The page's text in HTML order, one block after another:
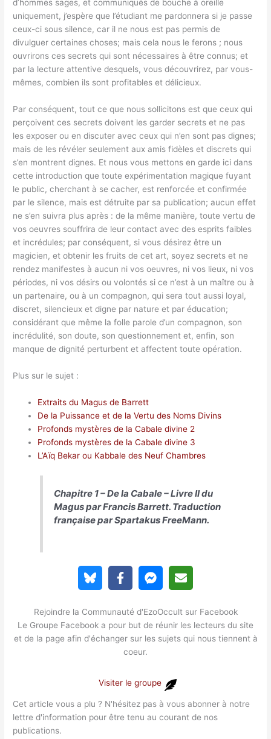
d’hommes sages, et communiqués de bouche à oreille
uniquement, j’espère que l’étudiant me pardonnera si je passe
ceux-ci sous silence, car il ne nous est pas permis de
divulguer certaines choses; mais cela nous le ferons ; nous
ouvrirons ces secrets qui sont nécessaires à être connus; et
par la lecture attentive desquels, vous découvrirez, par vous-
mêmes, combien ils sont profitables et délicieux.
Par conséquent, tout ce que nous sollicitons est que ceux qui
perçoivent ces secrets doivent les garder secrets et ne pas
les exposer ou en discuter avec ceux qui n’en sont pas dignes;
mais de les révéler seulement aux amis fidèles et discrets qui
s’en montrent dignes. Et nous vous mettons en garde ici dans
cette introduction que toute expérimentation magique fuyant
le public, cherchant à se cacher, est renforcée et confirmée
par le silence, mais est détruite par sa publication; aucun effet
ne s’en suivra plus après : de la même manière, toute vertu de
vos oeuvres souffrira de leur contact avec des esprits faibles
et incrédules; par conséquent, si vous désirez être un
magicien, et obtenir les fruits de cet art, soyez secrets et ne
rendez manifestes à aucun ni vos oeuvres, ni vos lieux, ni vos
périodes, ni vos désirs ou volontés si ce n’est à un maître ou à
un partenaire, ou à un compagnon, qui sera tout aussi loyal,
discret, silencieux et digne par nature et par éducation;
considérant que même la folle parole d’un compagnon, son
incrédulité, son doute, son questionnement et, enfin, son
manque de dignité perturbent et affectent toute opération.
Plus sur le sujet :
Extraits du Magus de Barrett
De la Puissance et de la Vertu des Noms Divins
Profonds mystères de la Cabale divine 2
Profonds mystères de la Cabale divine 3
L’Aïq Bekar ou Kabbale des Neuf Chambres
Chapitre 1 – De la Cabale – Livre II du
Maguspar Francis Barrett. Traduction
française par Spartakus FreeMann.
Rejoindre la Communauté d'EzoOccult sur Facebook
Le Groupe Facebook a pour but de réunir les lecteurs du site
et de la page afin d'échanger sur les sujets qui nous tiennent à
coeur.
Visiter le groupe
Cet article vous a plu ? N'hésitez pas à vous abonner à notre
lettre d'information pour être tenu au courant de nos
publications.